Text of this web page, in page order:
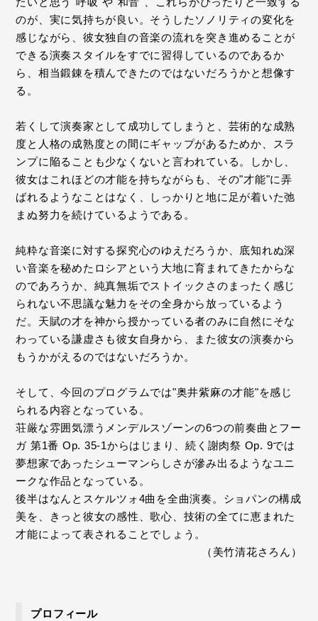
のが、実に気持ちが良い。そうしたソノリティの変化を
感じながら、彼女独自の音楽の流れを突き進めることが
できる演奏スタイルをすでに習得しているのであるか
ら、相当鍛錬を積んできたのではないだろうかと想像す
る。
若くして演奏家として成功してしまうと、芸術的な成熟
度と人格の成熟度との間にギャップがあるためか、スラ
ンプに陥ることも少なくないと言われている。しかし、
彼女はこれほどの才能を持ちながらも、その"才能"に弄
ばれるようなことはなく、しっかりと地に足が着いた弛
まぬ努力を続けているようである。
純粋な音楽に対する探究心のゆえだろうか、底知れぬ深
い音楽を秘めたロシアという大地に育まれてきたからな
のであろうか、純真無垢でストイックさのまったく感じ
られない不思議な魅力をその全身から放っているよう
だ。天賦の才を神から授かっている者のみに自然にそな
わっている謙虚さも彼女自身から、また彼女の演奏から
もうかがえるのではないだろうか。
そして、今回のプログラムでは"奥井紫麻の才能"を感じ
られる内容となっている。
荘厳な雰囲気漂うメンデルスゾーンの6つの前奏曲とフー
ガ 第1番 Op. 35-1からはじまり、続く謝肉祭 Op. 9では
夢想家であったシューマンらしさが滲み出るようなユニ
ークな作品となっている。
後半はなんとスケルツォ4曲を全曲演奏。ショパンの構成
美を、きっと彼女の感性、歌心、技術の全てに恵まれた
才能によって表されることでしょう。
（美竹清花さろん）
プロフィール